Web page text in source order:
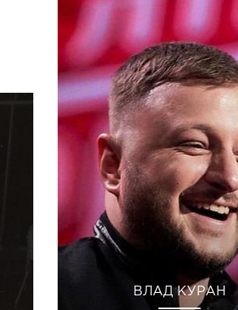
3 Жов 2018 р. о 12:17 PDT
ВЛАД КУРАН